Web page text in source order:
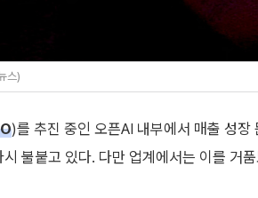
스)
)를 추진 중인 오픈AI 내부에서 매출 성
시 불붙고 있다. 다만 업계에서는 이를 거